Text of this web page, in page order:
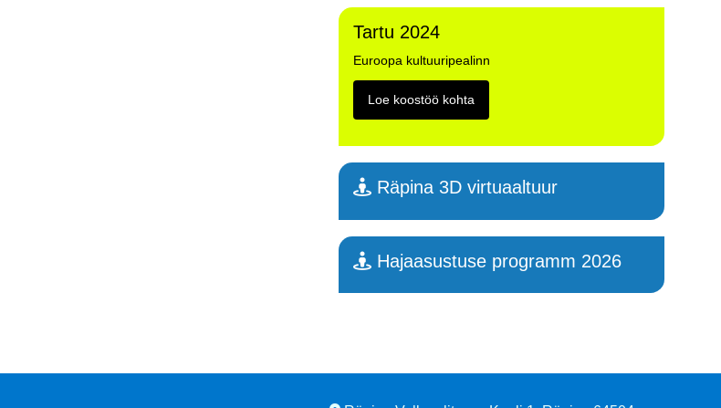
Tartu 2024
Euroopa kultuuripealinn
Loe koostöö kohta
Räpina 3D virtuaaltuur
Hajaasustuse programm 2026